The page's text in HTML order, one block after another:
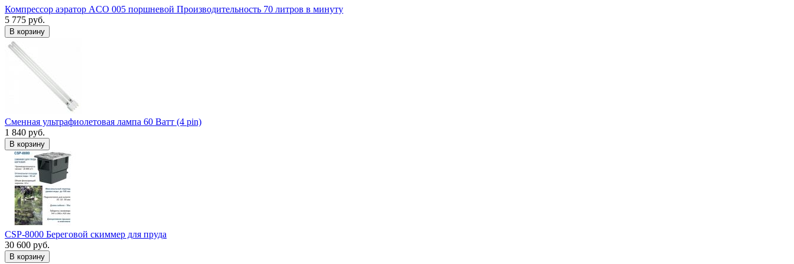
Компрессор аэратор ACO 005 поршневой Производительность 70 литров в минуту
5 775 руб.
В корзину
Сменная ультрафиолетовая лампа 60 Ватт (4 pin)
1 840 руб.
В корзину
CSP-8000 Береговой скиммер для пруда
30 600 руб.
В корзину